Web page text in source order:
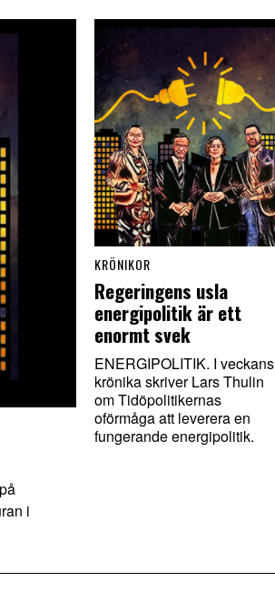
i
KRÖNIKOR
Regeringens usla
energipolitik är ett
enormt svek
ENERGIPOLITIK. I veckans
krönika skriver Lars Thulin
om Tidöpolitikernas
oförmåga att leverera en
fungerande energipolitik.